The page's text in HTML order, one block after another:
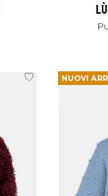
NUOVI